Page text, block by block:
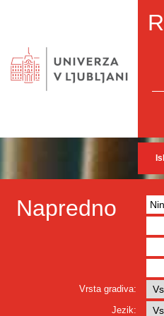
Napredno
Vrsta gradiva:
Jezik: